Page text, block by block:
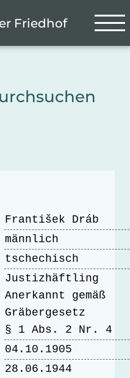
Friedhof
František Dráb
männlich
tschechisch
Justizhäftling
Anerkannt gemäß
Gräbergesetz
§ 1 Abs. 2 Nr. 4
04.10.1905
28.06.1944